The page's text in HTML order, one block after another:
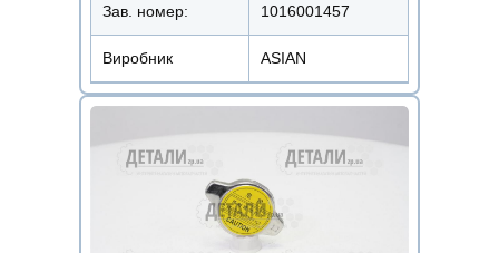
Зав. номер: 1016001457
Виробник ASIAN